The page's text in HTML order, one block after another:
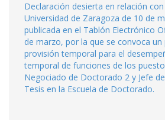
Declaración desierta en relación
Universidad de Zaragoza de 10 de
publicada en el Tablón Electrónico
de marzo, por la que se convoca un
provisión temporal para el
temporal de funciones de los
Negociado de Doctorado 2 y Jefe
Tesis en la Escuela de Doctorado.